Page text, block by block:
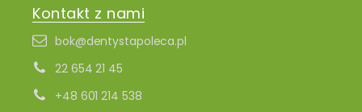
Kontakt z nami
bok@dentystapoleca.pl
22 654 21 45
+48 601 214 538